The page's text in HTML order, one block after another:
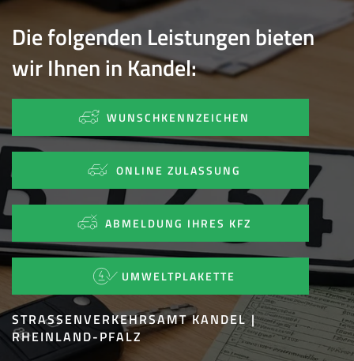
Die folgenden Leistungen bieten
wir Ihnen in Kandel:
WUNSCHKENNZEICHEN
ONLINE ZULASSUNG
ABMELDUNG IHRES KFZ
UMWELTPLAKETTE
STRASSENVERKEHRSAMT KANDEL | R
HEINLAND-PFALZ